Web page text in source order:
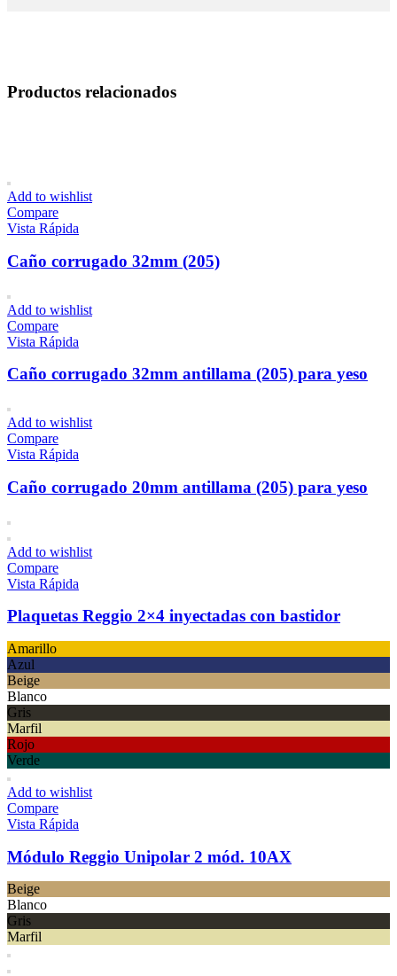
Productos relacionados
Add to wishlist
Compare
Vista Rápida
Caño corrugado 32mm (205)
Add to wishlist
Compare
Vista Rápida
Caño corrugado 32mm antillama (205) para yeso
Add to wishlist
Compare
Vista Rápida
Caño corrugado 20mm antillama (205) para yeso
Add to wishlist
Compare
Vista Rápida
Plaquetas Reggio 2×4 inyectadas con bastidor
Amarillo
Azul
Beige
Blanco
Gris
Marfil
Rojo
Verde
Add to wishlist
Compare
Vista Rápida
Módulo Reggio Unipolar 2 mód. 10AX
Beige
Blanco
Gris
Marfil